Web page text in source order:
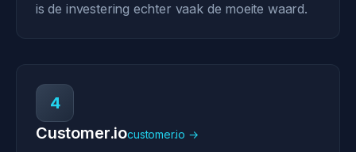
is de investering echter vaak de moeite waard.
4
Customer.iocustomer.io →